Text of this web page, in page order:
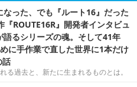
った、でも『ルート16』だった
ROUTE16R』開発者インタビュ
語るシリーズの魂。そして41年
に手作業で直した世界に1本だけ
話
る過去と、新たに生まれるものとは。